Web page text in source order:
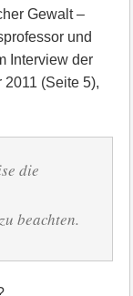
Gewalt –
und
Interview der
(Seite 5),
die
beachten.